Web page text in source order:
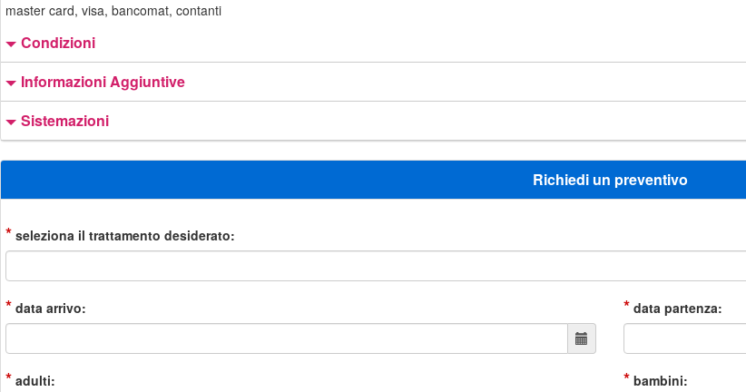
master card, visa, bancomat, contanti
Condizioni
Informazioni Aggiuntive
Sistemazioni
Richiedi un preventivo
* seleziona il trattamento desiderato:
* data arrivo: * data partenza:
* adulti: * bambini: